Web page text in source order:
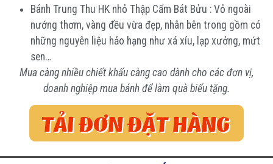
Bánh Trung Thu HK nhỏ Thập Cẩm Bát Bửu : Vỏ ngoài
nướng thơm, vàng đều vừa đẹp, nhân bên trong gồm có
những nguyên liệu hảo hạng như xá xíu, lạp xưởng, mứt
sen…
Mua càng nhiều chiết khấu càng cao dành cho các đơn vị,
doanh nghiệp mua bánh để làm quà biếu tặng.